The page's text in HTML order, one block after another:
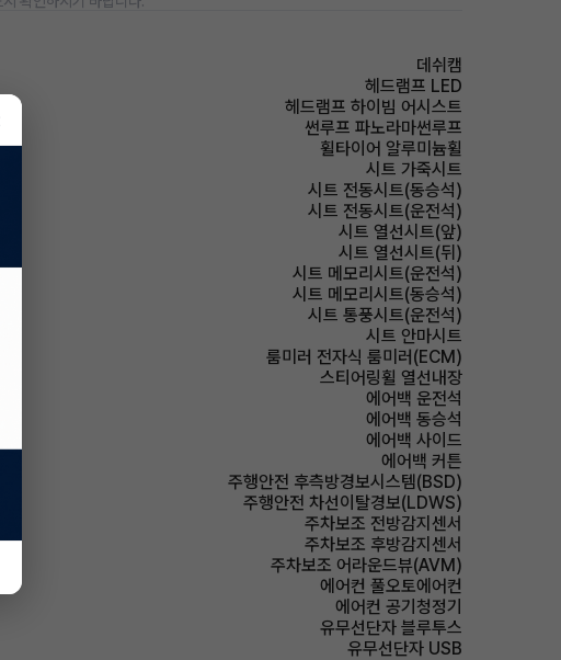
데쉬캠
헤드램프 LED
헤드램프 하이빔 어시스트
썬루프 파노라마썬루프
휠타이어 알루미늄휠
시트 가죽시트
시트 전동시트(동승석)
시트 전동시트(운전석)
시트 열선시트(앞)
시트 열선시트(뒤)
시트 메모리시트(운전석)
시트 메모리시트(동승석)
시트 통풍시트(운전석)
시트 안마시트
룸미러 전자식 룸미러(ECM)
스티어링휠 열선내장
에어백 운전석
에어백 동승석
에어백 사이드
에어백 커튼
주행안전 후측방경보시스템(BSD)
주행안전 차선이탈경보(LDWS)
주차보조 전방감지센서
주차보조 후방감지센서
주차보조 어라운드뷰(AVM)
에어컨 풀오토에어컨
에어컨 공기청정기
유무선단자 블루투스
유무선단자 USB